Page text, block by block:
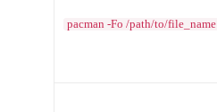
pacman -Fo /path/to/file_name